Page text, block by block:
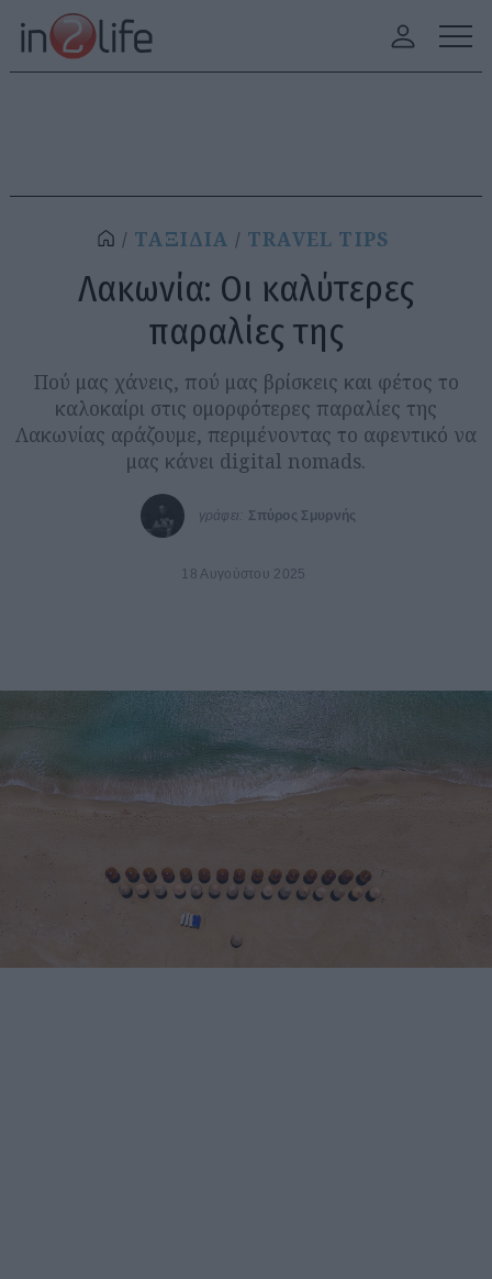
ΤΑΞΙΔΙΑ TRAVEL TIPS
Λακωνία: Οι καλύτερες
παραλίες της
Πού μας χάνεις, πού μας βρίσκεις και φέτος το
καλοκαίρι στις ομορφότερες παραλίες της
Λακωνίας αράζουμε, περιμένοντας το αφεντικό να
μας κάνει digital nomads.
γράφει: Σπύρος Σμυρνής
18 Αυγούστου 2025